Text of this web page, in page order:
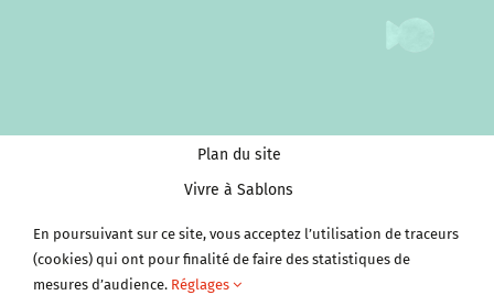
Plan du site
Vivre à Sablons
Tourisme et Culture
Économie et services
Clubs et Associations
En poursuivant sur ce site, vous acceptez l’utilisation de traceurs
(cookies) qui ont pour finalité de faire des statistiques de
mesures d’audience. Réglages